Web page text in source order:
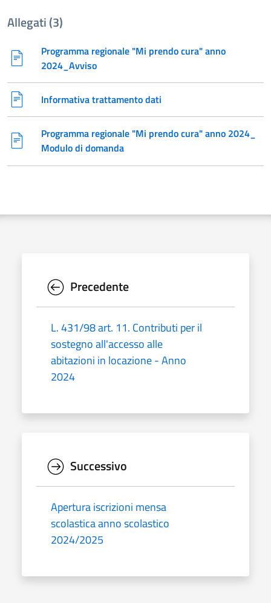
Allegati (3)
Programma regionale "Mi prendo cura" anno
2024_Avviso
Informativa trattamento dati
Programma regionale "Mi prendo cura" anno 2024_
Modulo di domanda
Precedente
L. 431/98 art. 11. Contributi per il
sostegno all'accesso alle
abitazioni in locazione - Anno
2024
Successivo
Apertura iscrizioni mensa
scolastica anno scolastico
2024/2025